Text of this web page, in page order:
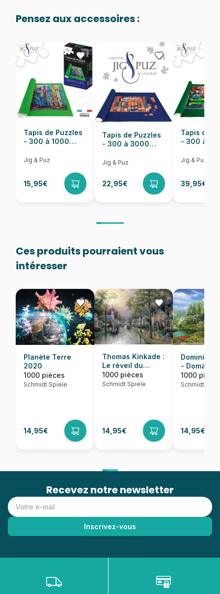
Provenance Puzzles fabriqués en France
EAN 4001504589769
Nombre de pièces 1000 pièces
Dimensions 69 x 49 cm
Pensez aux accessoires :
Tapis de Puzzles
- 300 à 1000
Jig & Puz
15,95€
Tapis de Puzzles
- 300 à 3000
Jig & Puz
22,95€
Tapis de
- 300 à
Jig & Puz
39,95€
Ces produits pourraient vous
intéresser
Planète Terre
2020
1000 pièces
Schmidt Spiele
14,95€
Thomas Kinkade :
Le réveil du
village
1000 pièces
Schmidt Spiele
14,95€
Dominic
- Domaine
idyllique
1000
Schmidt
14,95€
Recevez notre newsletter